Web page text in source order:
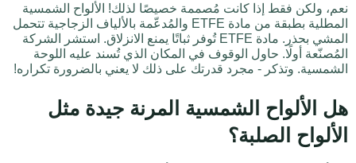
نعم، ولكن فقط إذا كانت مُصممة خصيصًا لذلك! الألواح الشمسية
المطلية بطبقة من مادة ETFE والمُدعّمة بالألياف الزجاجية تتحمل
المشي بحذر. مادة ETFE تُوفر ثباتًا يمنع الانزلاق. استشر الشركة
المُصنّعة أولًا. حاول الوقوف في المكان الذي تُسند عليه اللوحة
الشمسية. وتذكر - مجرد قدرتك على ذلك لا يعني بالضرورة تكراره!
هل الألواح الشمسية المرنة جيدة مثل
الألواح الصلبة؟